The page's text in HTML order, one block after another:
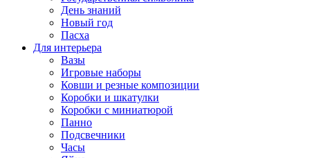
День знаний
Новый год
Пасха
Для интерьера
Вазы
Игровые наборы
Ковши и резные композиции
Коробки и шкатулки
Коробки с миниатюрой
Панно
Подсвечники
Часы